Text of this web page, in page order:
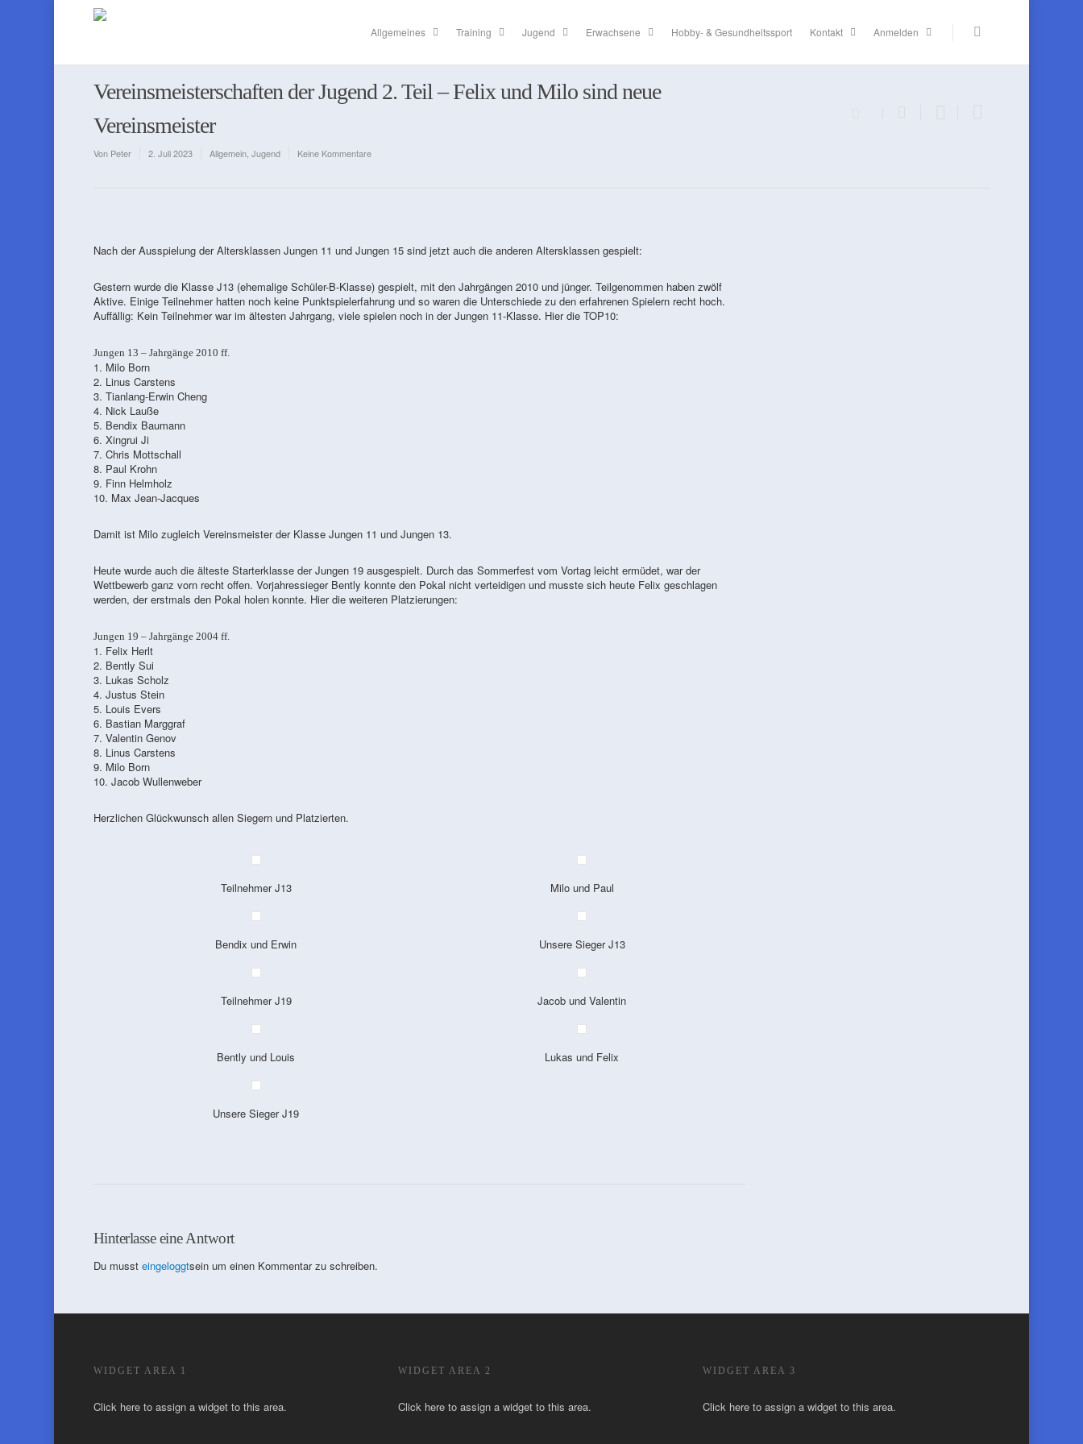
Allgemeines Training Jugend Erwachsene Hobby- & Gesundheitssport Kontakt Anmelden
Vereinsmeisterschaften der Jugend 2. Teil – Felix und Milo sind neue
Vereinsmeister
Von Peter 2. Juli 2023 Allgemein, Jugend Keine Kommentare
Nach der Ausspielung der Altersklassen Jungen 11 und Jungen 15 sind jetzt auch die anderen Altersklassen gespielt:
Gestern wurde die Klasse J13 (ehemalige Schüler-B-Klasse) gespielt, mit den Jahrgängen 2010 und jünger. Teilgenommen haben zwölf
Aktive. Einige Teilnehmer hatten noch keine Punktspielerfahrung und so waren die Unterschiede zu den erfahrenen Spielern recht hoch.
Auffällig: Kein Teilnehmer war im ältesten Jahrgang, viele spielen noch in der Jungen 11-Klasse. Hier die TOP10:
Jungen 13 – Jahrgänge 2010 ff.
1. Milo Born
2. Linus Carstens
3. Tianlang-Erwin Cheng
4. Nick Lauße
5. Bendix Baumann
6. Xingrui Ji
7. Chris Mottschall
8. Paul Krohn
9. Finn Helmholz
10. Max Jean-Jacques
Damit ist Milo zugleich Vereinsmeister der Klasse Jungen 11 und Jungen 13.
Heute wurde auch die älteste Starterklasse der Jungen 19 ausgespielt. Durch das Sommerfest vom Vortag leicht ermüdet, war der
Wettbewerb ganz vorn recht offen. Vorjahressieger Bently konnte den Pokal nicht verteidigen und musste sich heute Felix geschlagen
werden, der erstmals den Pokal holen konnte. Hier die weiteren Platzierungen:
Jungen 19 – Jahrgänge 2004 ff.
1. Felix Herlt
2. Bently Sui
3. Lukas Scholz
4. Justus Stein
5. Louis Evers
6. Bastian Marggraf
7. Valentin Genov
8. Linus Carstens
9. Milo Born
10. Jacob Wullenweber
Herzlichen Glückwunsch allen Siegern und Platzierten.
Teilnehmer J13 Milo und Paul
Bendix und Erwin Unsere Sieger J13
Teilnehmer J19 Jacob und Valentin
Bently und Louis Lukas und Felix
Unsere Sieger J19
Hinterlasse eine Antwort
Du musst eingeloggtsein um einen Kommentar zu schreiben.
WIDGET AREA 1
Click here to assign a widget to this area.
WIDGET AREA 2
Click here to assign a widget to this area.
WIDGET AREA 3
Click here to assign a widget to this area.